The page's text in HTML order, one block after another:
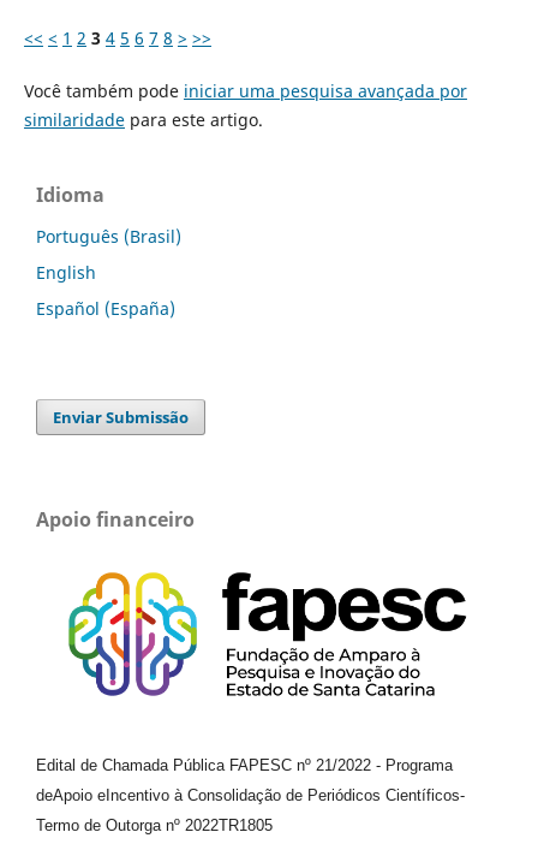
<< < 1 2 3 4 5 6 7 8 > >>
Você também pode iniciar uma pesquisa avançada por
similaridadepara este artigo.
Idioma
Português (Brasil)
English
Español (España)
Enviar Submissão
Apoio financeiro
Edital de Chamada Pública FAPESC nº 21/2022 - Programa
deApoio e Incentivo à Consolidação de Periódicos Científicos-
Termo de Outorga nº 2022TR1805